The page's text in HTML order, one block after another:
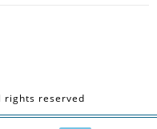
rights reserved